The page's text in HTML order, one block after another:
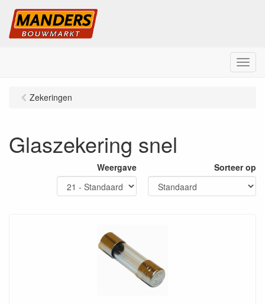
M
e
Zekeringen
Glaszekering snel
Weergave Sorteer op